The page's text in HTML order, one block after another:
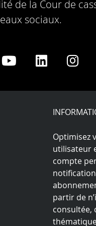
de la Cour de
sociaux.
Share
Youtube
Share
LinkedIn
Optimisez
utilisateur
compte
partir de
consultée,